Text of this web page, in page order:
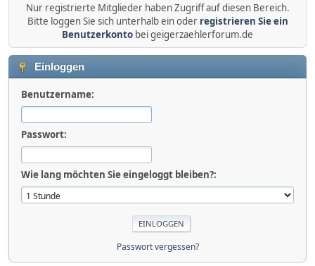
Nur registrierte Mitglieder haben Zugriff auf diesen Bereich.
Bitte loggen Sie sich unterhalb ein oder registrieren Sie ein
Benutzerkonto bei geigerzaehlerforum.de
Einloggen
Benutzername:
Passwort:
Wie lang möchten Sie eingeloggt bleiben?:
Passwort vergessen?